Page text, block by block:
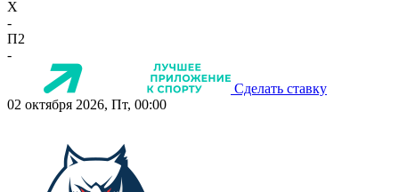
X
-
П2
-
Сделать ставку
02 октября 2026, Пт, 00:00